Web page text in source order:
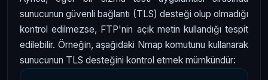
sunucunun güvenli bağlantı (TLS) desteği olup olmadığı
kontrol edilmezse, FTP'nin açık metin kullandığı tespit
edilebilir. Örneğin, aşağıdaki Nmap komutunu kullanarak
sunucunun TLS desteğini kontrol etmek mümkündür: